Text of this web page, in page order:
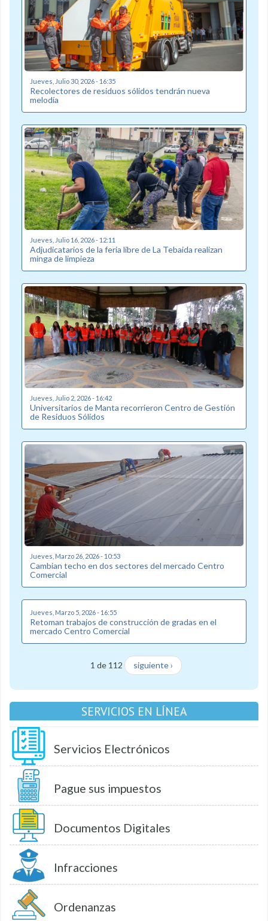
Jueves, Julio 30, 2026 - 16:35
Recolectores de residuos sólidos tendrán nueva
melodía
Jueves, Julio 16, 2026 - 12:11
Adjudicatarios de la feria libre de La Tebaida realizan
minga de limpieza
Jueves, Julio 2, 2026 - 16:42
Universitarios de Manta recorrieron Centro de Gestión
de Residuos Sólidos
Jueves, Marzo 26, 2026 - 10:53
Cambian techo en dos sectores del mercado Centro
Comercial
Jueves, Marzo 5, 2026 - 16:55
Retoman trabajos de construcción de gradas en el
mercado Centro Comercial
1 de 112 siguiente ›
SERVICIOS EN LÍNEA
Servicios Electrónicos
Pague sus impuestos
Documentos Digitales
Infracciones
Ordenanzas